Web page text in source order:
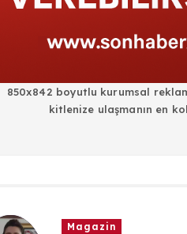
850x842 boyutlu kurumsal
kitlenize ulaşmanın en
Magazin